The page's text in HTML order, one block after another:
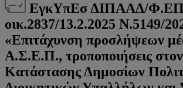
ΕγκΥπΕσ ΔΙΠΑΑΔ/
οικ.2837/13.2.2025 Ν.5149/
«Επιτάχυνση προσλήψεων
Α.Σ.Ε.Π., τροποποιήσεις
Κατάστασης Δημοσίων